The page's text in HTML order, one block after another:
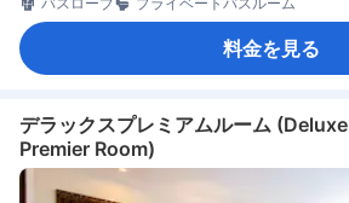
料金を見る
デラックスプレミアムルーム (Deluxe
Premier Room)